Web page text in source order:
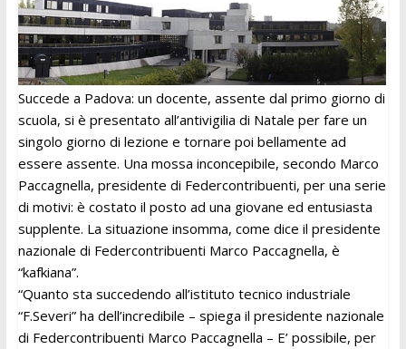
Succede a Padova: un docente, assente dal primo giorno di
scuola, si è presentato all’antivigilia di Natale per fare un
singolo giorno di lezione e tornare poi bellamente ad
essere assente. Una mossa inconcepibile, secondo Marco
Paccagnella, presidente di Federcontribuenti, per una serie
di motivi: è costato il posto ad una giovane ed entusiasta
supplente. La situazione insomma, come dice il presidente
nazionale di Federcontribuenti Marco Paccagnella, è
“kafkiana”.
“Quanto sta succedendo all’istituto tecnico industriale
“F.Severi” ha dell’incredibile – spiega il presidente nazionale
di Federcontribuenti Marco Paccagnella – E’ possibile, per